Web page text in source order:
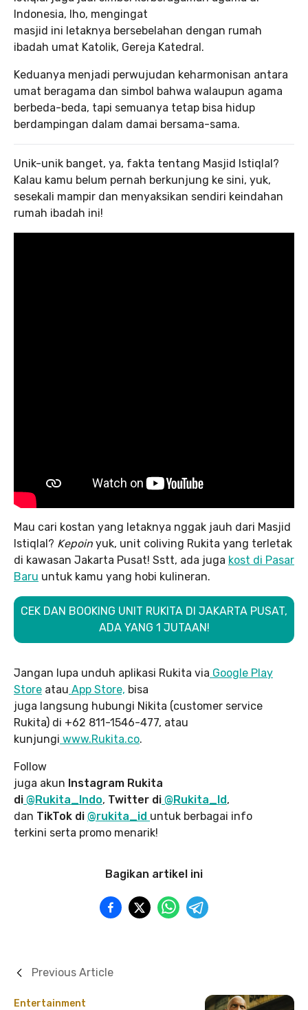
Indonesia, lho, mengingat
masjid ini letaknya bersebelahan dengan rumah
ibadah umat Katolik, Gereja Katedral.
Keduanya menjadi perwujudan keharmonisan antara
umat beragama dan simbol bahwa walaupun agama
berbeda-beda, tapi semuanya tetap bisa hidup
berdampingan dalam damai bersama-sama.
Unik-unik banget, ya, fakta tentang Masjid Istiqlal?
Kalau kamu belum pernah berkunjung ke sini, yuk,
sesekali mampir dan menyaksikan sendiri keindahan
rumah ibadah ini!
Mau cari kostan yang letaknya nggak jauh dari Masjid
Istiqlal? Kepoin yuk, unit coliving Rukita yang terletak
di kawasan Jakarta Pusat! Sstt, ada juga kost di Pasar
Baru untuk kamu yang hobi kulineran.
CEK DAN BOOKING UNIT RUKITA DI JAKARTA PUSAT,
ADA YANG 1 JUTAAN!
Jangan lupa unduh aplikasi Rukita via Google Play
Store atau App Store, bisa
juga langsung hubungi Nikita (customer service
Rukita) di +62 811-1546-477, atau
kunjungi www.Rukita.co.
Follow
juga akun Instagram Rukita
di @Rukita_Indo, Twitter di @Rukita_Id,
dan TikTok di @rukita_id untuk berbagai info
terkini serta promo menarik!
Bagikan artikel ini
Entertainment
Previous Article